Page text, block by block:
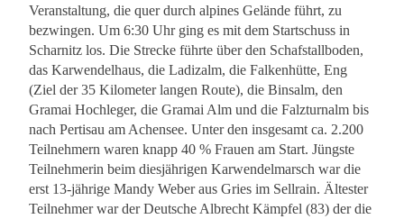
Veranstaltung, die quer durch alpines Gelände führt, zu
bezwingen. Um 6:30 Uhr ging es mit dem Startschuss in
Scharnitz los. Die Strecke führte über den Schafstallboden,
das Karwendelhaus, die Ladizalm, die Falkenhütte, Eng
(Ziel der 35 Kilometer langen Route), die Binsalm, den
Gramai Hochleger, die Gramai Alm und die Falzturnalm bis
nach Pertisau am Achensee. Unter den insgesamt ca. 2.200
Teilnehmern waren knapp 40 % Frauen am Start. Jüngste
Teilnehmerin beim diesjährigen Karwendelmarsch war die
erst 13-jährige Mandy Weber aus Gries im Sellrain. Ältester
Teilnehmer war der Deutsche Albrecht Kämpfel (83) der die